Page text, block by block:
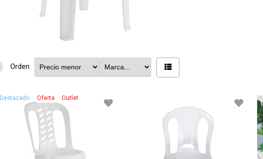
Orden
Destacado Oferta Outlet